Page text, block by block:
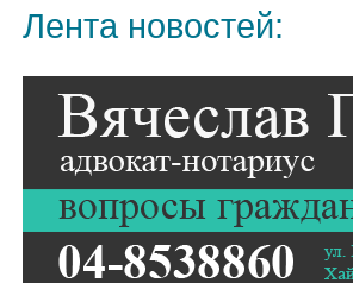
Лента новостей: